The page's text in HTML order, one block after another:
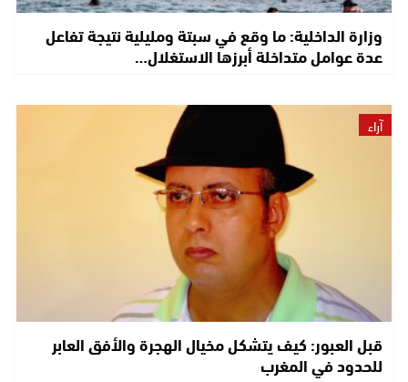
وزارة الداخلية: ما وقع في سبتة ومليلية نتيجة تفاعل
عدة عوامل متداخلة أبرزها الاستغلال…
آراء
قبل العبور: كيف يتشكل مخيال الهجرة والأفق العابر
للحدود في المغرب